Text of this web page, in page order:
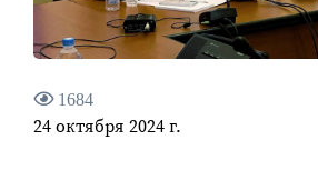
1684
24 октября 2024 г.